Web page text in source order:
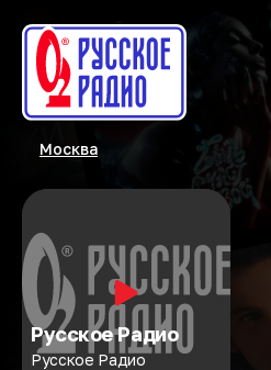
Москва
Русское Радио
Русское Радио